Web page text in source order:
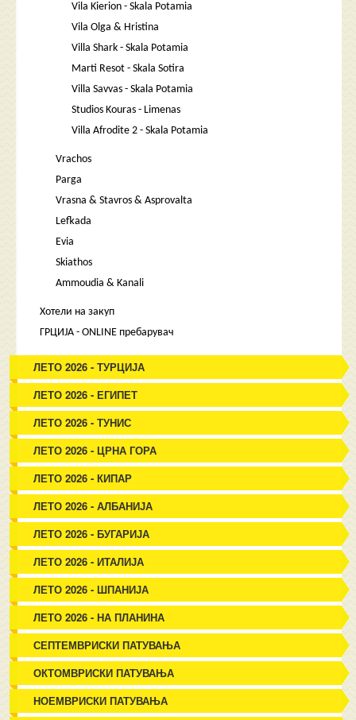
Vila Kierion - Skala Potamia
Vila Olga & Hristina
Villa Shark - Skala Potamia
Marti Resot - Skala Sotira
Villa Savvas - Skala Potamia
Studios Kouras - Limenas
Villa Afrodite 2 - Skala Potamia
Vrachos
Parga
Vrasna & Stavros & Asprovalta
Lefkada
Evia
Skiathos
Ammoudia & Kanali
Хотели на закуп
ГРЦИЈА - ONLINE пребарувач
ЛЕТО 2026 - ТУРЦИЈА
ЛЕТО 2026 - ЕГИПЕТ
ЛЕТО 2026 - ТУНИС
ЛЕТО 2026 - ЦРНА ГОРА
ЛЕТО 2026 - КИПАР
ЛЕТО 2026 - АЛБАНИЈА
ЛЕТО 2026 - БУГАРИЈА
ЛЕТО 2026 - ИТАЛИЈА
ЛЕТО 2026 - ШПАНИЈА
ЛЕТО 2026 - НА ПЛАНИНА
СЕПТЕМВРИСКИ ПАТУВАЊА
ОКТОМВРИСКИ ПАТУВАЊА
НОЕМВРИСКИ ПАТУВАЊА